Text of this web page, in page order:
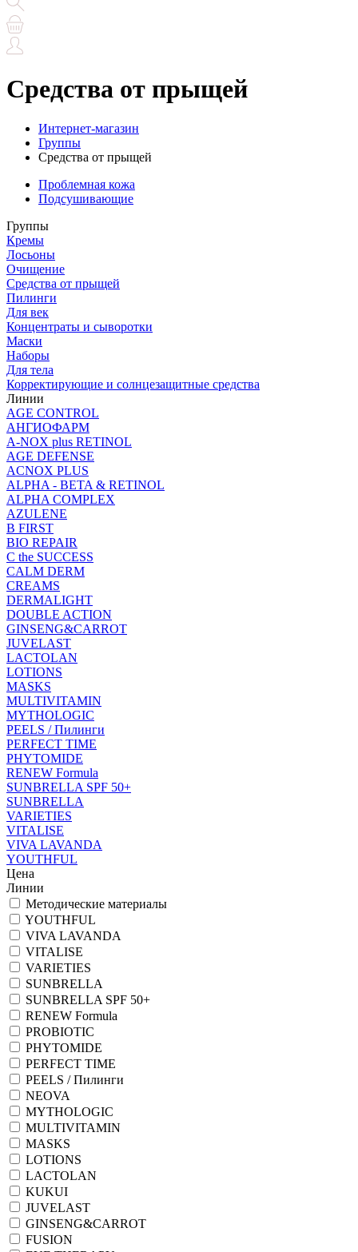
Средства от прыщей
Интернет-магазин
Группы
Средства от прыщей
Проблемная кожа
Подсушивающие
Группы
Кремы
Лосьоны
Очищение
Средства от прыщей
Пилинги
Для век
Концентраты и сыворотки
Маски
Наборы
Для тела
Корректирующие и солнцезащитные средства
Линии
AGE CONTROL
АНГИОФАРМ
A-NOX plus RETINOL
AGE DEFENSE
ACNOX PLUS
ALPHA - BETA & RETINOL
ALPHA COMPLEX
AZULENE
B FIRST
BIO REPAIR
C the SUCCESS
CALM DERM
CREAMS
DERMALIGHT
DOUBLE ACTION
GINSENG&CARROT
JUVELAST
LACTOLAN
LOTIONS
MASKS
MULTIVITAMIN
MYTHOLOGIC
PEELS / Пилинги
PERFECT TIME
PHYTOMIDE
RENEW Formula
SUNBRELLA SPF 50+
SUNBRELLA
VARIETIES
VITALISE
VIVA LAVANDA
YOUTHFUL
Цена
Линии
Методические материалы
YOUTHFUL
VIVA LAVANDA
VITALISE
VARIETIES
SUNBRELLA
SUNBRELLA SPF 50+
RENEW Formula
PROBIOTIC
PHYTOMIDE
PERFECT TIME
PEELS / Пилинги
NEOVA
MYTHOLOGIC
MULTIVITAMIN
MASKS
LOTIONS
LACTOLAN
KUKUI
JUVELAST
GINSENG&CARROT
FUSION